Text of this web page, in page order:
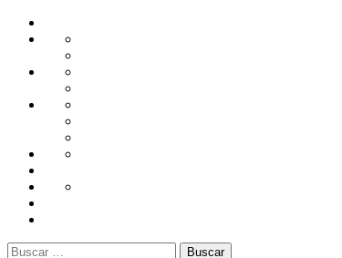
Saltar
Administración
Capacitación
Desarrollo
Gestión
Laborales
Selección
Buscar: